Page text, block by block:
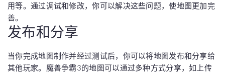
用等。通过调试和修改，你可以解决这些问题，使地图更加完
善。
发布和分享
当你完成地图制作并经过测试后，你可以将地图发布和分享给
其他玩家。魔兽争霸3的地图可以通过多种方式分享，如上传